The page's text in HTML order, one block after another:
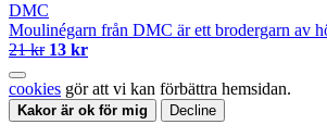
DMC
Moulinégarn från DMC är ett brodergarn av
21 kr 13 kr
cookies gör att vi kan förbättra hemsidan.
Kakor är ok för mig Decline